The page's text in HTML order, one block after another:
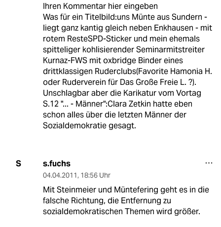
Ihren Kommentar hier eingeben
Was für ein Titelbild:uns Münte aus Sundern -
liegt ganz kantig gleich neben Enkhausen - mit
rotem ResteSPD-Sticker und mein ehemals
spitteliger kohlisierender Seminarmitstreiter
Kurnaz-FWS mit oxbridge Binder eines
drittklassigen Ruderclubs(Favorite Hamonia H.
oder Ruderverein für Das Große Freie L. ?).
Unschlagbar aber die Karikatur vom Vortag
S.12 "... - Männer":Clara Zetkin hatte eben
schon alles über die letzten Männer der
Sozialdemokratie gesagt.
S s.fuchs
04.04.2011, 18:56 Uhr
Mit Steinmeier und Müntefering geht es in die
falsche Richtung, die Entfernung zu
sozialdemokratischen Themen wird größer.